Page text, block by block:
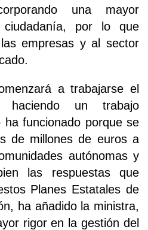
una mayor
por lo que
empresas y al sector
a trabajarse el
haciendo un trabajo
funcionado porque se
de millones de euros a
autónomas y
las respuestas que
Planes Estatales de
ha añadido la ministra,
rigor en la gestión del